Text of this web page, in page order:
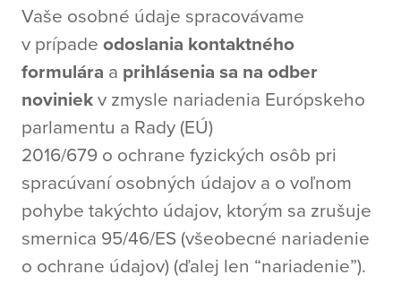
Vaše osobné údaje spracovávame
v prípade odoslania kontaktného
formulára a prihlásenia sa na odber
noviniekv zmysle nariadenia Európskeho
parlamentu a Rady (EÚ)
2016/679 o ochrane fyzických osôb pri
spracúvaní osobných údajov a o voľnom
pohybe takýchto údajov, ktorým sa zrušuje
smernica 95/46/ES (všeobecné nariadenie
o ochrane údajov) (ďalej len “nariadenie”).